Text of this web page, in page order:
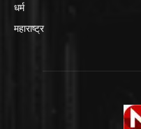
धर्म
महाराष्ट्र